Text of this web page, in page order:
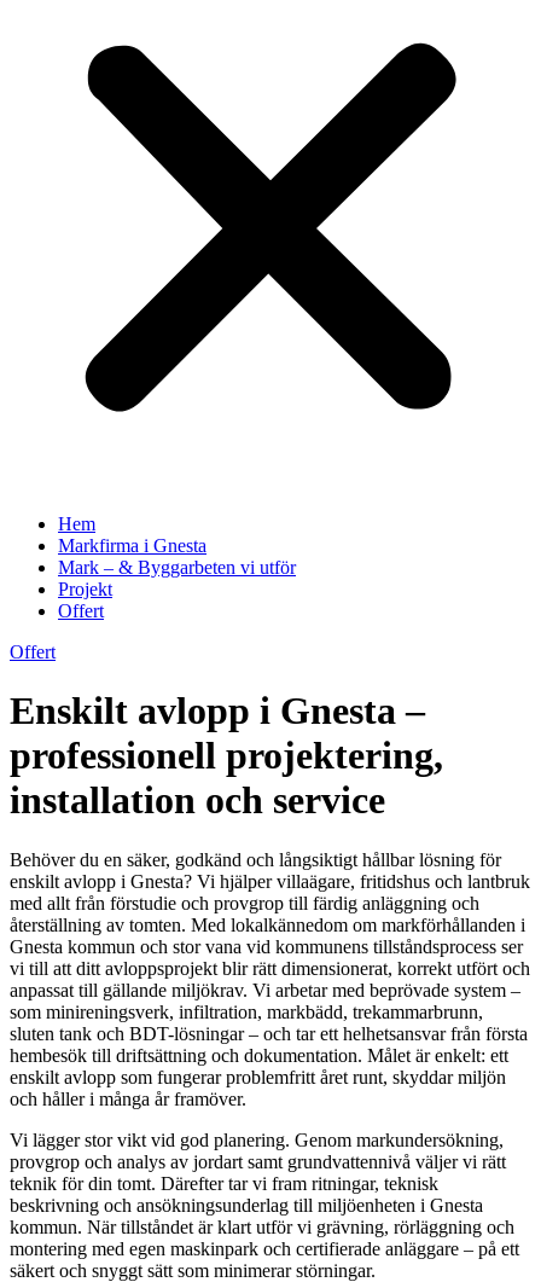
Hem
Markfirma i Gnesta
Mark – & Byggarbeten vi utför
Projekt
Offert
Offert
Enskilt avlopp i Gnesta –
professionell projektering,
installation och service
Behöver du en säker, godkänd och långsiktigt hållbar lösning för
enskilt avlopp i Gnesta? Vi hjälper villaägare, fritidshus och lantbruk
med allt från förstudie och provgrop till färdig anläggning och
återställning av tomten. Med lokalkännedom om markförhållanden i
Gnesta kommun och stor vana vid kommunens tillståndsprocess ser
vi till att ditt avloppsprojekt blir rätt dimensionerat, korrekt utfört och
anpassat till gällande miljökrav. Vi arbetar med beprövade system –
som minireningsverk, infiltration, markbädd, trekammarbrunn,
sluten tank och BDT-lösningar – och tar ett helhetsansvar från första
hembesök till driftsättning och dokumentation. Målet är enkelt: ett
enskilt avlopp som fungerar problemfritt året runt, skyddar miljön
och håller i många år framöver.
Vi lägger stor vikt vid god planering. Genom markundersökning,
provgrop och analys av jordart samt grundvattennivå väljer vi rätt
teknik för din tomt. Därefter tar vi fram ritningar, teknisk
beskrivning och ansökningsunderlag till miljöenheten i Gnesta
kommun. När tillståndet är klart utför vi grävning, rörläggning och
montering med egen maskinpark och certifierade anläggare – på ett
säkert och snyggt sätt som minimerar störningar.